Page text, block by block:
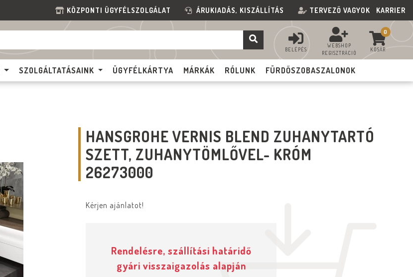
KÖZPONTI ÜGYFÉLSZOLGÁLAT ÁRUKIADÁS, KISZÁLLÍTÁS TERVEZŐ VAGYOK KARRIER
BELÉPÉS
WEBSHOP
REGISZTRÁCIÓ
0
KOSÁR
SZOLGÁLTATÁSAINK ÜGYFÉLKÁRTYA MÁRKÁK RÓLUNK FÜRDŐSZOBASZALONOK
HANSGROHE VERNIS BLEND ZUHANYTARTÓ
SZETT, ZUHANYTÖMLŐVEL- KRÓM
26273000
Kérjen ajánlatot!
Rendelésre, szállítási határidő
gyári visszaigazolás alapján